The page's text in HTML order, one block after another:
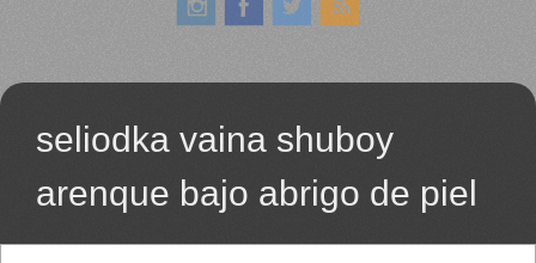
seliodka vaina shuboy
arenque bajo abrigo de piel